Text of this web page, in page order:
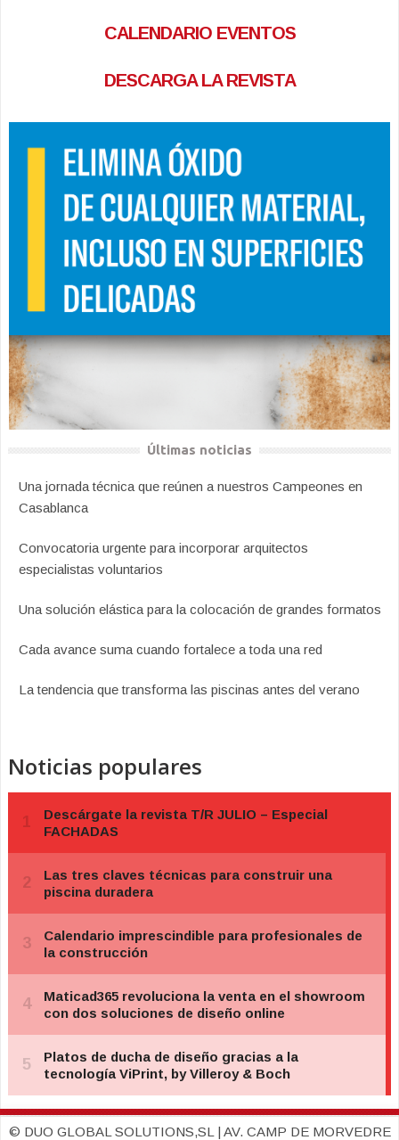
CALENDARIO EVENTOS
DESCARGA LA REVISTA
Últimas noticias
Una jornada técnica que reúnen a nuestros Campeones en
Casablanca
Convocatoria urgente para incorporar arquitectos
especialistas voluntarios
Una solución elástica para la colocación de grandes formatos
Cada avance suma cuando fortalece a toda una red
La tendencia que transforma las piscinas antes del verano
Noticias populares
© DUO GLOBAL SOLUTIONS,SL | AV. CAMP DE MORVEDRE